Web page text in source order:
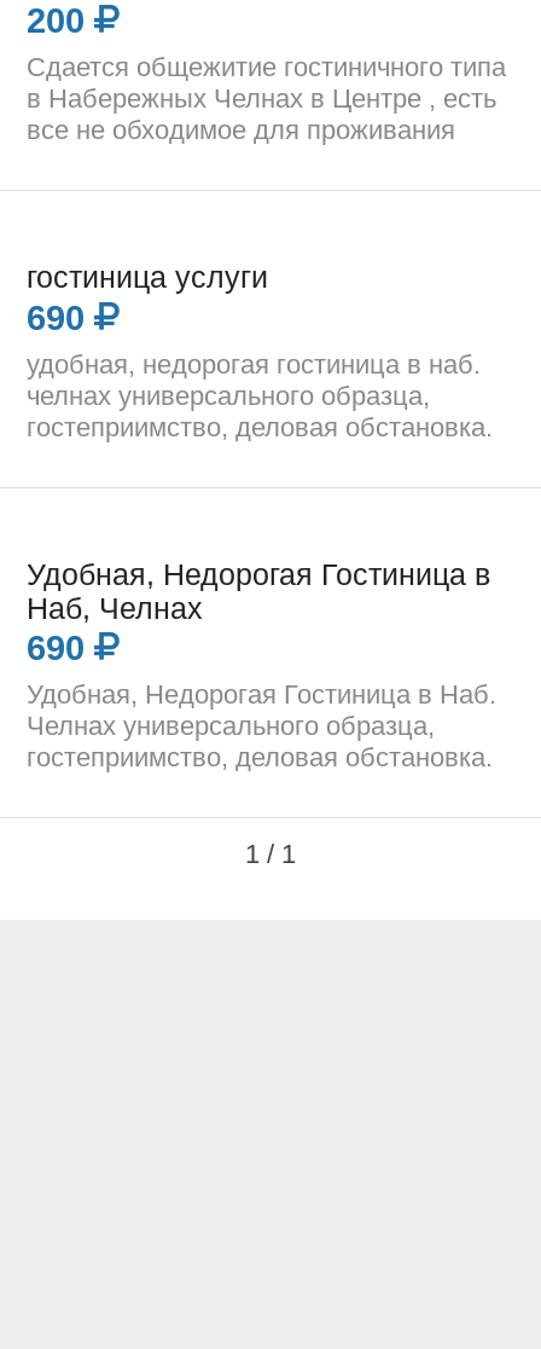
200
Сдается общежитие гостиничного типа
в Набережных Челнах в Центре , есть
все не обходимое для проживания
гостиница услуги
690
удобная, недорогая гостиница в наб.
челнах универсального образца,
гостеприимство, деловая обстановка.
Удобная, Недорогая Гостиница в
Наб, Челнах
690
Удобная, Недорогая Гостиница в Наб.
Челнах универсального образца,
гостеприимство, деловая обстановка.
1 / 1